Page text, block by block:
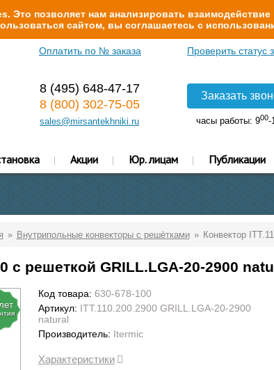
Это позволяет нам анализировать взаимодействие
сайтом, вы соглашаетесь с
Оплатить по № заказа Проверить статус
8 (495) 648-47-17
8 (800) 302-75-05
sales@mirsantekhniki.ru
Заказать
часы работы: 900-
Акции Юр. лицам Публикации
Внутрипольные конвекторы с решётками Конвектор
с решеткой GRILL.LGA-20-2900
Код товара: 630-678-100
Артикул: ITT.110.200.2900 GRILL.LGA-20-2900
natural
Производитель: Itermic
Характеристики